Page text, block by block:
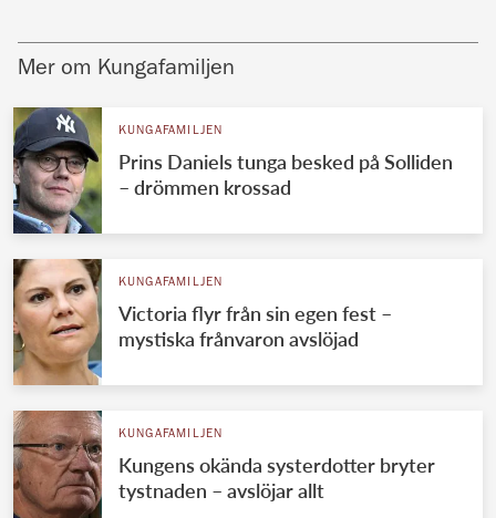
Mer om Kungafamiljen
KUNGAFAMILJEN
Prins Daniels tunga besked på Solliden
– drömmen krossad
KUNGAFAMILJEN
Victoria flyr från sin egen fest –
mystiska frånvaron avslöjad
KUNGAFAMILJEN
Kungens okända systerdotter bryter
tystnaden – avslöjar allt